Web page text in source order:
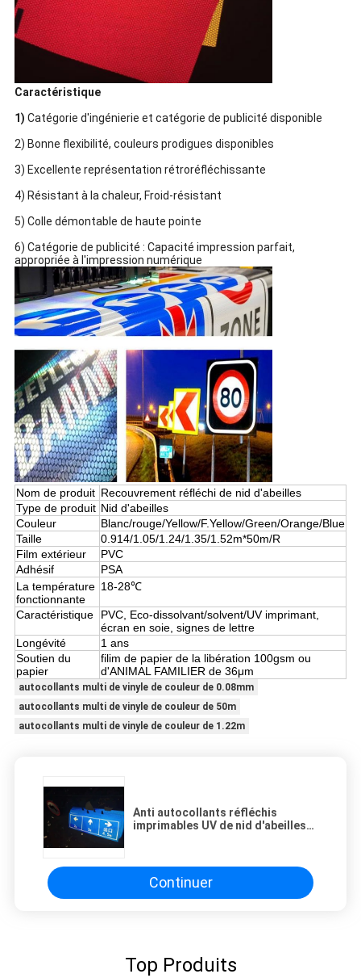
Caractéristique
1) Catégorie d'ingénierie et catégorie de publicité disponible
2) Bonne flexibilité, couleurs prodigues disponibles
3) Excellente représentation rétroréfléchissante
4) Résistant à la chaleur, Froid-résistant
5) Colle démontable de haute pointe
6) Catégorie de publicité : Capacité impression parfait,
appropriée à l'impression numérique
Nom de produit Recouvrement réfléchi de nid d'abeilles
Type de produit Nid d'abeilles
Couleur
Blanc/rouge/Yellow/F.Yellow/Green/Orange/Blue
Taille
0.914/1.05/1.24/1.35/1.52m*50m/R
Film extérieur
PVC
Adhésif
PSA
La température
fonctionnante
18-28℃
Caractéristique
PVC, Eco-dissolvant/solvent/UV imprimant,
écran en soie, signes de lettre
Longévité
1 ans
Soutien du
papier
filim de papier de la libération 100gsm ou
d'ANIMAL FAMILIER de 36μm
autocollants multi de vinyle de couleur de 0.08mm
autocollants multi de vinyle de couleur de 50m
autocollants multi de vinyle de couleur de 1.22m
Anti autocollants réfléchis
imprimables UV de nid d'abeilles
Continuer
Top Produits